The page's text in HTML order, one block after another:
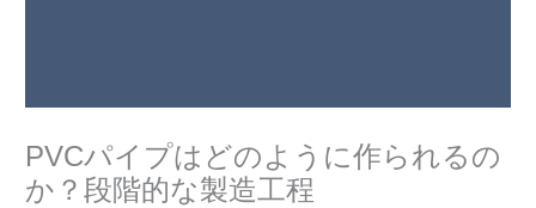
PVCパイプはどのように作られるの
か？段階的な製造工程